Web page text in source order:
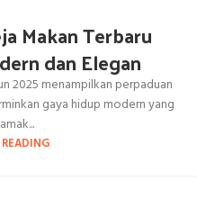
Makan Terbaru
dan Elegan
2025 menampilkan perpaduan
gaya hidup modern yang